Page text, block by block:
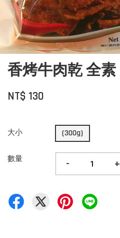
香烤牛肉乾 全素
NT$ 130
大小 (300g)
數量 - +